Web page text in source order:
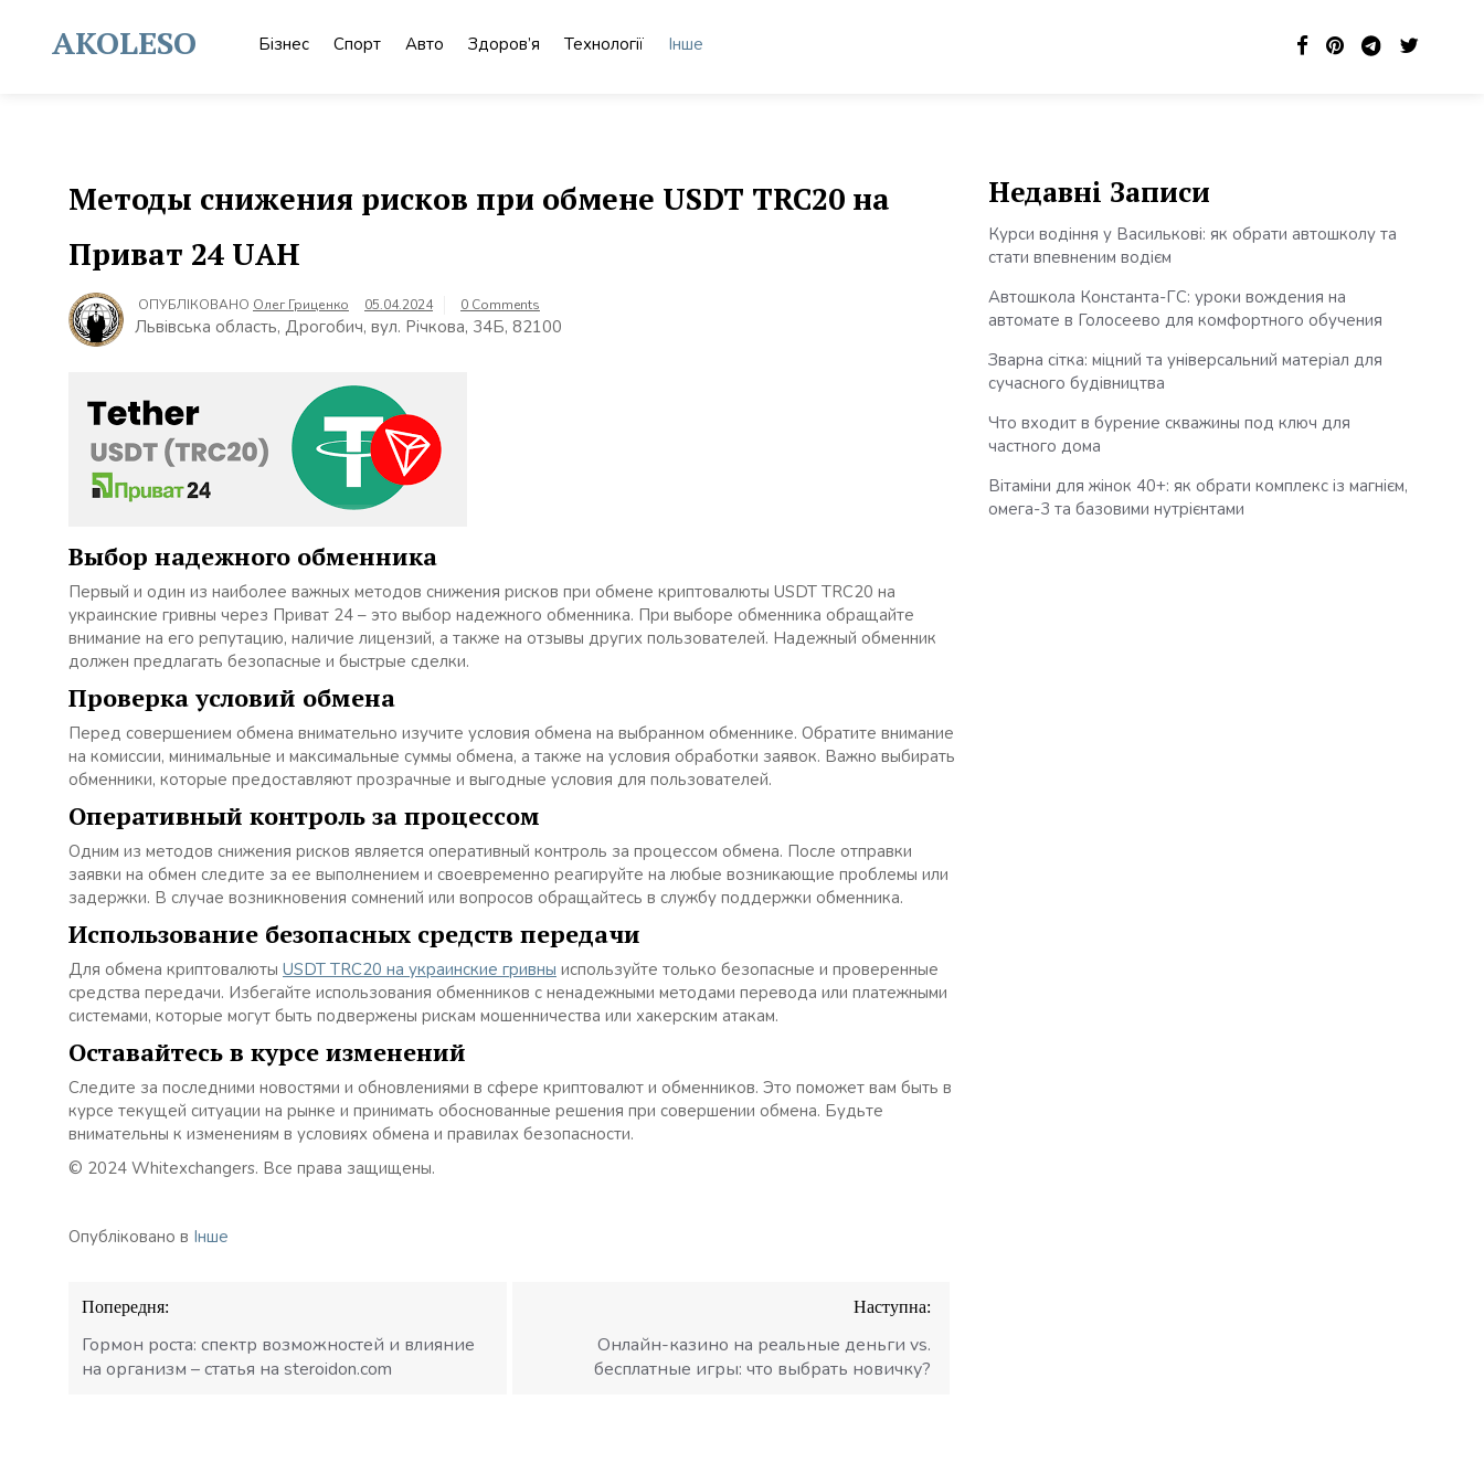
contentAKOLESO Бізнес Спорт Авто Здоров’я Технології Інше
Методы снижения рисков при обмене USDT TRC20 на
Приват 24 UAH
ОПУБЛІКОВАНО Олег Гриценко 05.04.2024 0 Comments
Львівська область, Дрогобич, вул. Річкова, 34Б, 82100
Выбор надежного обменника
Первый и один из наиболее важных методов снижения рисков при обмене криптовалюты USDT TRC20 на
украинские гривны через Приват 24 – это выбор надежного обменника. При выборе обменника обращайте
внимание на его репутацию, наличие лицензий, а также на отзывы других пользователей. Надежный обменник
должен предлагать безопасные и быстрые сделки.
Проверка условий обмена
Перед совершением обмена внимательно изучите условия обмена на выбранном обменнике. Обратите внимание
на комиссии, минимальные и максимальные суммы обмена, а также на условия обработки заявок. Важно выбирать
обменники, которые предоставляют прозрачные и выгодные условия для пользователей.
Оперативный контроль за процессом
Одним из методов снижения рисков является оперативный контроль за процессом обмена. После отправки
заявки на обмен следите за ее выполнением и своевременно реагируйте на любые возникающие проблемы или
задержки. В случае возникновения сомнений или вопросов обращайтесь в службу поддержки обменника.
Использование безопасных средств передачи
Для обмена криптовалюты USDT TRC20 на украинские гривны используйте только безопасные и проверенные
средства передачи. Избегайте использования обменников с ненадежными методами перевода или платежными
системами, которые могут быть подвержены рискам мошенничества или хакерским атакам.
Оставайтесь в курсе изменений
Следите за последними новостями и обновлениями в сфере криптовалют и обменников. Это поможет вам быть в
курсе текущей ситуации на рынке и принимать обоснованные решения при совершении обмена. Будьте
внимательны к изменениям в условиях обмена и правилах безопасности.
© 2024 Whitexchangers. Все права защищены.
Опубліковано в Інше
Навігація
записів
Попередня:
Гормон роста: спектр возможностей и влияние
на организм – статья на steroidon.com
Наступна:
Онлайн-казино на реальные деньги vs.
бесплатные игры: что выбрать новичку?
Недавні Записи
Курси водіння у Василькові: як обрати автошколу та
стати впевненим водієм
Автошкола Константа-ГС: уроки вождения на
автомате в Голосеево для комфортного обучения
Зварна сітка: міцний та універсальний матеріал для
сучасного будівництва
Что входит в бурение скважины под ключ для
частного дома
Вітаміни для жінок 40+: як обрати комплекс із магнієм,
омега-3 та базовими нутрієнтами